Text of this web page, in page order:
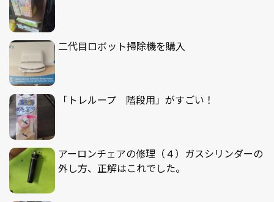
二代目ロボット掃除機を購入
「トレループ 階段用」がすごい！
アーロンチェアの修理（４）ガスシリンダーの
外し方、正解はこれでした。